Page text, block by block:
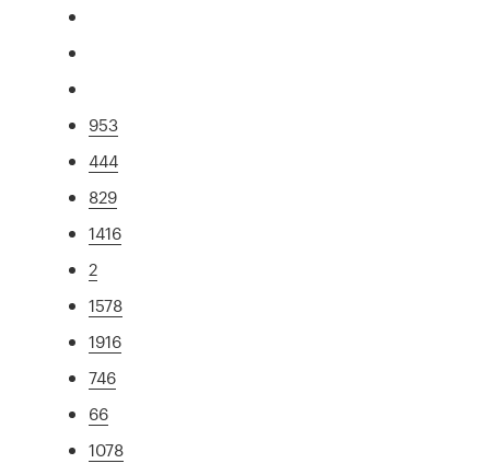
953
444
829
1416
2
1578
1916
746
66
1078